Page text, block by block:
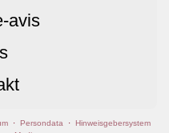
avis
· Persondata · Hinweisgebersystem